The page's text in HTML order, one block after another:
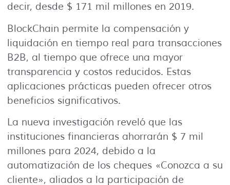
decir, desde $ 171 mil millones en 2019.
BlockChain permite la compensación y
liquidación en tiempo real para transacciones
B2B, al tiempo que ofrece una mayor
transparencia y costos reducidos. Estas
aplicaciones prácticas pueden ofrecer otros
beneficios significativos.
La nueva investigación reveló que las
instituciones financieras ahorrarán $ 7 mil
millones para 2024, debido a la
automatización de los cheques «Conozca a su
cliente», aliados a la participación de